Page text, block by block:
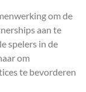
om de
aan te
spelers in de
om
te bevorderen